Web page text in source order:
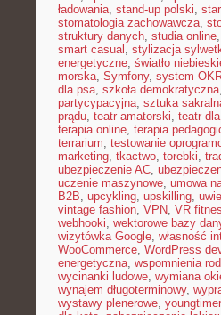
ładowania, stand-up polski,
stomatologia zachowawcza,
struktury danych, studia online,
smart casual , stylizacja
energetyczne, światło
morska, Symfony, system
dla psa, szkoła demokratyczna,
partycypacyjna, sztuka
prądu, teatr amatorski, teatr
terapia online, terapia
terrarium, testowanie
marketing, tkactwo, torebki,
ubezpieczenie AC,
uczenie maszynowe, umowa
B2B, upcykling, upskilling,
vintage fashion, VPN, VR
webhooki, wektorowe bazy
wizytówka Google, własność
WooCommerce, WordPress
energetyczna, wspomnienia
wycinanki ludowe, wymiana
wynajem długoterminowy,
wystawy plenerowe,